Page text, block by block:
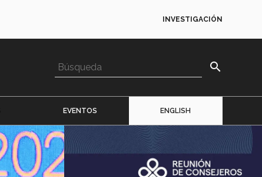
INVESTIGACIÓN
search
EVENTOS ENGLISH
Imagen
o
logo